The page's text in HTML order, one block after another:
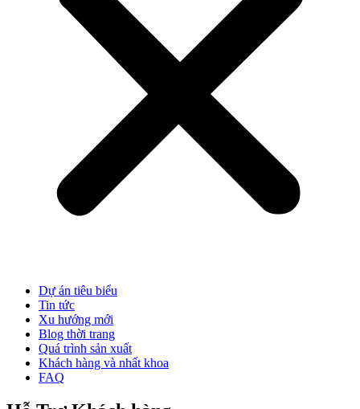
Dự án tiêu biểu
Tin tức
Xu hướng mới
Blog thời trang
Quá trình sản xuất
Khách hàng và nhất khoa
FAQ